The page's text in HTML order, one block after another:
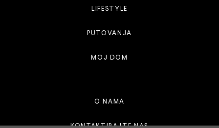
LIFESTYLE
PUTOVANJA
MOJ DOM
O NAMA
KONTAKTIRAJTE NAS